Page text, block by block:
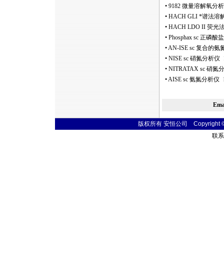
• 9182 微量溶解氧分
• HACH GLI *谱法溶
• HACH LDO II 荧光
• Phosphax sc 正磷酸
•AN-ISE sc 复合的氨
• NISE sc 硝氮分析仪
• NITRATAX sc 硝氮
•AISE sc 氨氮分析仪
版权所有 安恒公司 Copyright
联